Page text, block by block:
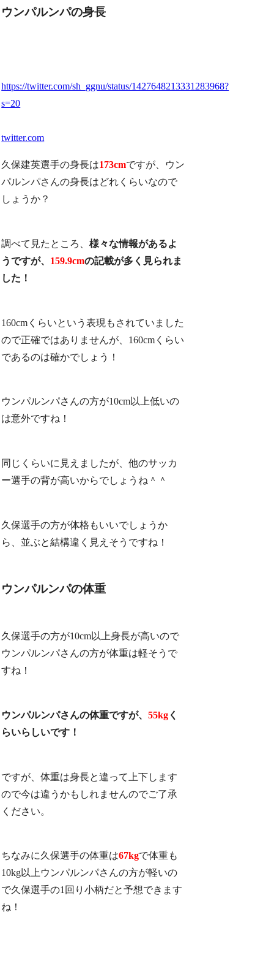
ウンパルンパの身長
https://twitter.com/sh_ggnu/status/1427648213331283968?
s=20
twitter.com
久保建英選手の身長は173cmですが、ウン
パルンパさんの身長はどれくらいなので
しょうか？
調べて見たところ、様々な情報があるよ
うですが、 159.9cmの記載が多く見られま
した！
160cmくらいという表現もされていました
ので正確ではありませんが、160cmくらい
であるのは確かでしょう！
ウンパルンパさんの方が10cm以上低いの
は意外ですね！
同じくらいに見えましたが、他のサッカ
ー選手の背が高いからでしょうね＾＾
久保選手の方が体格もいいでしょうか
ら、並ぶと結構違く見えそうですね！
ウンパルンパの体重
久保選手の方が10cm以上身長が高いので
ウンパルンパさんの方が体重は軽そうで
すね！
ウンパルンパさんの体重ですが、55kg く
らいらしいです！
ですが、体重は身長と違って上下します
ので今は違うかもしれませんのでご了承
ください。
ちなみに久保選手の体重は67kgで体重も
10kg以上ウンパルンパさんの方が軽いの
で久保選手の1回り小柄だと予想できます
ね！